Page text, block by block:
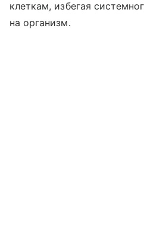
клеткам, избегая
на организм.